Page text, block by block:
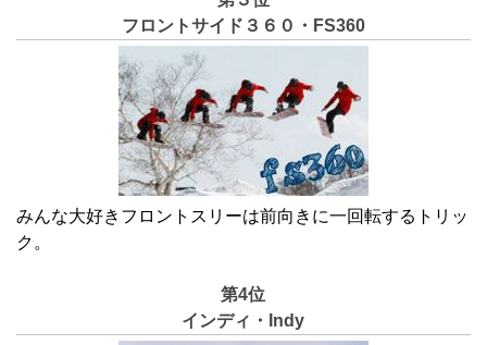
フロントサイド３６０・FS360
みんな大好きフロントスリーは前向きに一回転するトリッ
ク 。
第4位
インディ・Indy